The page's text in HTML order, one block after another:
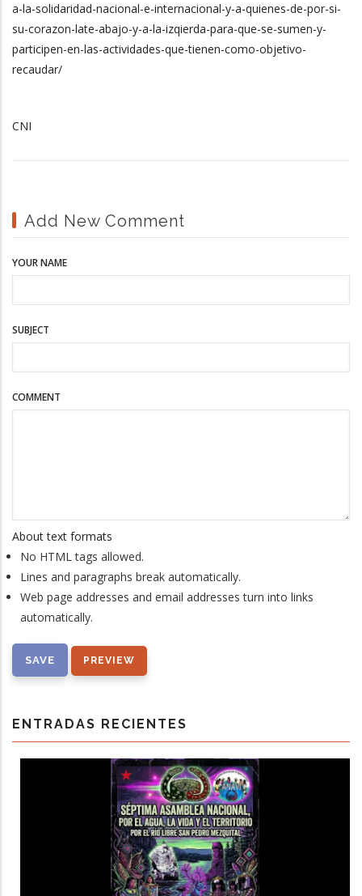
a-la-solidaridad-nacional-e-internacional-y-a-quienes-de-por-si-
su-corazon-late-abajo-y-a-la-izqierda-para-que-se-sumen-y-
participen-en-las-actividades-que-tienen-como-objetivo-
recaudar/
CNI
Add New Comment
YOUR NAME
SUBJECT
COMMENT
About text formats
No HTML tags allowed.
Lines and paragraphs break automatically.
Web page addresses and email addresses turn into links
automatically.
ENTRADAS RECIENTES